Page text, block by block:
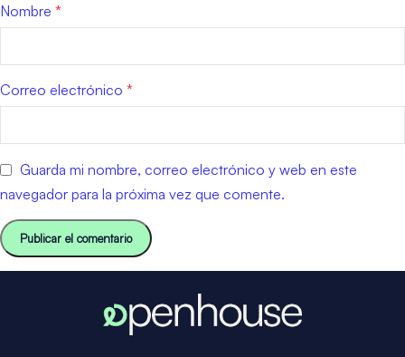
Nombre *
Correo electrónico *
Guarda mi nombre, correo electrónico y web en este
navegador para la próxima vez que comente.